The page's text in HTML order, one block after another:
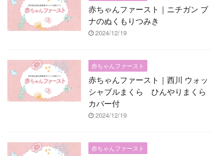
赤ちゃんファースト｜ニチガン ブ
ナのぬくもりつみき
2024/12/19
赤ちゃんファースト
赤ちゃんファースト｜西川 ウォッ
シャブルまくら ひんやりまくら
カバー付
2024/12/19
赤ちゃんファースト